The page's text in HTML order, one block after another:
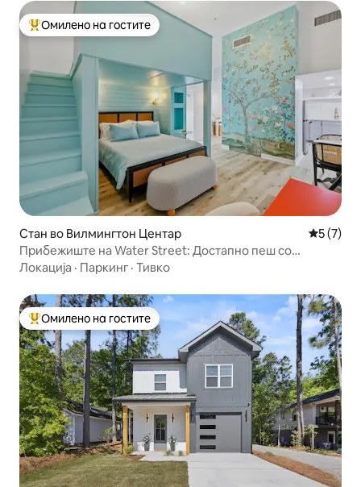
Меѓу најуспешните „Омилени на гостите“
Омилено на гостите
Стан во Вилмингтон Центар
5 (7)
Прибежиште на Water Street: Достапно пеш со
паркинг!
Локација · Паркинг · Тивко
Меѓу најуспешните „Омилени на гостите“
Омилено на гостите